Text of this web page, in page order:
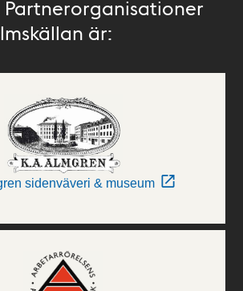
Partnerorganisationer
är:
sidenväveri & museum